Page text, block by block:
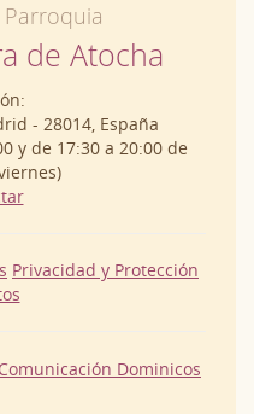
Parroquia
de Atocha
- 28014, España
y de 17:30 a 20:00 de
Privacidad y Protección
Dominicos